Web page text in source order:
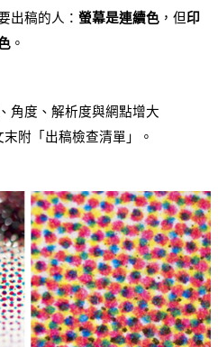
出稿的人： 螢幕是連續色 ，但印
。
角度、解析度與網點增大
附「出稿檢查清單」。